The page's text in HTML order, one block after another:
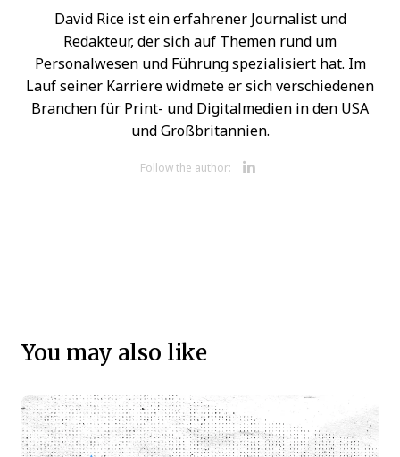
David Rice ist ein erfahrener Journalist und
Redakteur, der sich auf Themen rund um
Personalwesen und Führung spezialisiert hat. Im
Lauf seiner Karriere widmete er sich verschiedenen
Branchen für Print- und Digitalmedien in den USA
und Großbritannien.
Follow the author:
You may also like